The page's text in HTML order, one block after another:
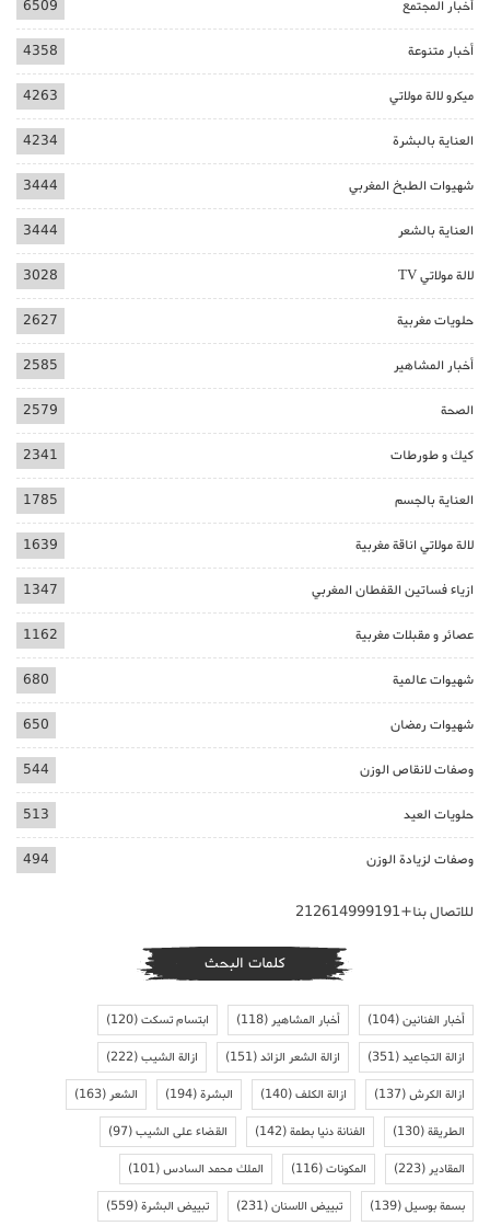
أخبار المجتمع 6509
أخبار متنوعة 4358
ميكرو لالة مولاتي 4263
العناية بالبشرة 4234
شهيوات الطبخ المغربي 3444
العناية بالشعر 3444
لالة مولاتي TV 3028
حلويات مغربية 2627
أخبار المشاهير 2585
الصحة 2579
كيك و طورطات 2341
العناية بالجسم 1785
لالة مولاتي اناقة مغربية 1639
ازياء فساتين القفطان المغربي 1347
عصائر و مقبلات مغربية 1162
شهيوات عالمية 680
شهيوات رمضان 650
وصفات لانقاص الوزن 544
حلويات العيد 513
وصفات لزيادة الوزن 494
للاتصال بنا+212614999191
كلمات البحث
أخبار الفنانين(104) أخبار المشاهير(118) ابتسام تسكت(120)
ازالة التجاعيد(351) ازالة الشعر الزائد(151) ازالة الشيب(222)
ازالة الكرش(137) ازالة الكلف(140) البشرة(194) الشعر(163)
الطريقة(130) الفنانة دنيا بطمة(142) القضاء على الشيب(97)
المقادير(223) المكونات(116) الملك محمد السادس(101)
بسمة بوسيل(139) تبييض الاسنان(231) تبييض البشرة(559)